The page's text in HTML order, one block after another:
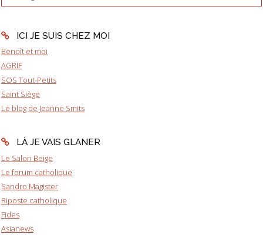
ICI JE SUIS CHEZ MOI
Benoît et moi
AGRIF
SOS Tout-Petits
Saint Siège
Le blog de Jeanne Smits
LÀ JE VAIS GLANER
Le Salon Beige
Le forum catholique
Sandro Magister
Riposte catholique
Fides
Asianews